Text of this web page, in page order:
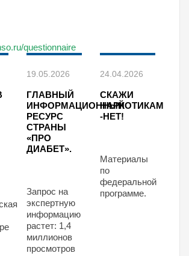
questionnaire
19.05.2026
ГЛАВНЫЙ
ИНФОРМАЦИОННЫЙ
РЕСУРС
СТРАНЫ
«ПРО
ДИАБЕТ».
Запрос на
экспертную
информацию
растет: 1,4
миллионов
просмотров
24.04.2026
СКАЖИ
НАРКОТИКАМ
-НЕТ!
Материалы
по
федеральной
программе.